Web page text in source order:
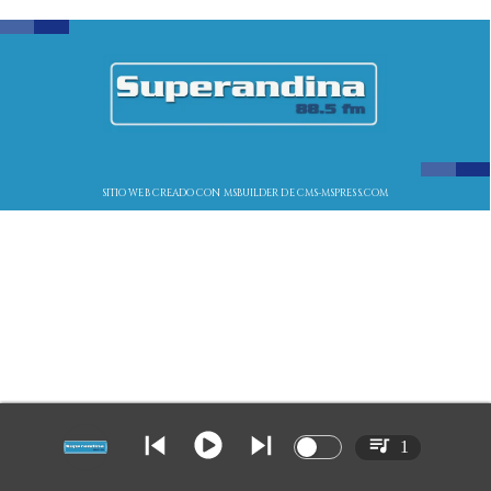
SITIO WEB CREADO CON MSBUILDER DE CMS-MSPRESS.COM
1